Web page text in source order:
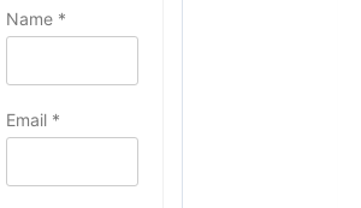
Name *
Email *